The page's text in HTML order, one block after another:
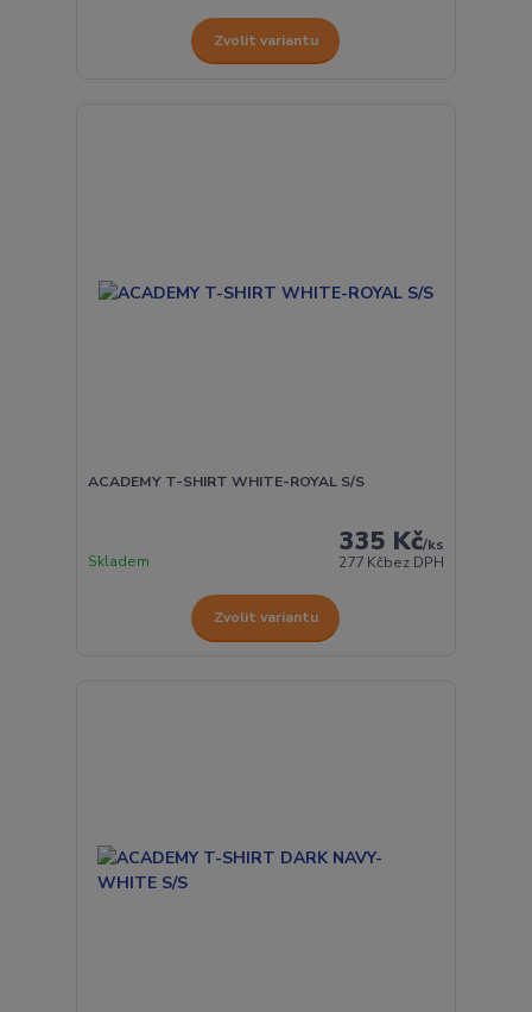
Zvolit variantu
ACADEMY T-SHIRT WHITE-ROYAL S/S
335 Kč/ks
277 Kčbez DPH
Skladem
Zvolit variantu